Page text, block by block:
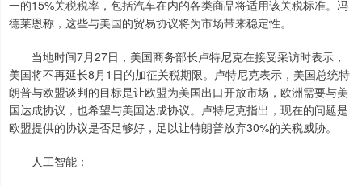
一的15%关税税率，包括汽车在内的各类商品将适用该关税标准。冯
德莱恩称，这些与美国的贸易协议将为市场带来稳定性。
当地时间7月27日，美国商务部长卢特尼克在接受采访时表示，
美国将不再延长8月1日的加征关税期限。卢特尼克表示，美国总统特
朗普与欧盟谈判的目标是让欧盟为美国出口开放市场，欧洲需要与美
国达成协议，也希望与美国达成协议。卢特尼克指出，现在的问题是
欧盟提供的协议是否足够好，足以让特朗普放弃30%的关税威胁。
人工智能：